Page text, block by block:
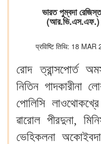
ভারত পুম্বদা
(আর.ভি.এস.এফ.)
प्रविष्टि तिथि: 18
রোদ ত্রান্সপোর্ত
নিতিন গাদকারীনা
পোলিসি
ৱারোল পীরদুনা,
ভেহিকলনা